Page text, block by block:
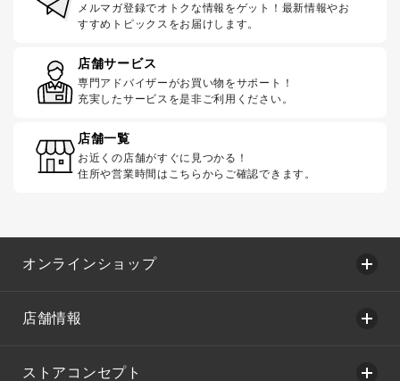
メルマガ登録でオトクな情報をゲット！最新情報やお
すすめトピックスをお届けします。
店舗サービス
専門アドバイザーがお買い物をサポート！
充実したサービスを是非ご利用ください。
店舗一覧
お近くの店舗がすぐに見つかる！
住所や営業時間はこちらからご確認できます。
オンラインショップ
店舗情報
ストアコンセプト